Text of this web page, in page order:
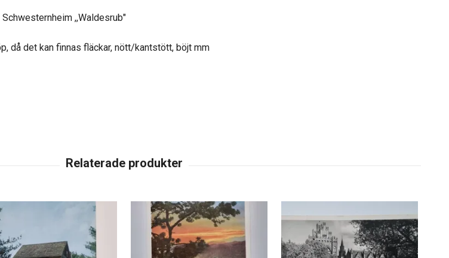
,,Waldesrub"
då det kan finnas fläckar, nött/kantstött, böjt mm